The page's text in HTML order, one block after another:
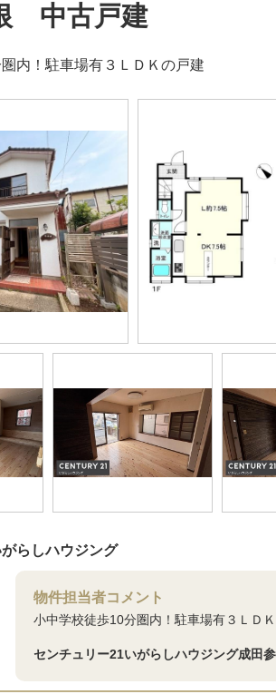
中古戸建
内！駐車場有３ＬＤＫの戸建
らしハウジング
物件担当者コメント
小中学校徒歩10分圏内！駐車場有３ＬＤ
センチュリー21いがらしハウジング成田